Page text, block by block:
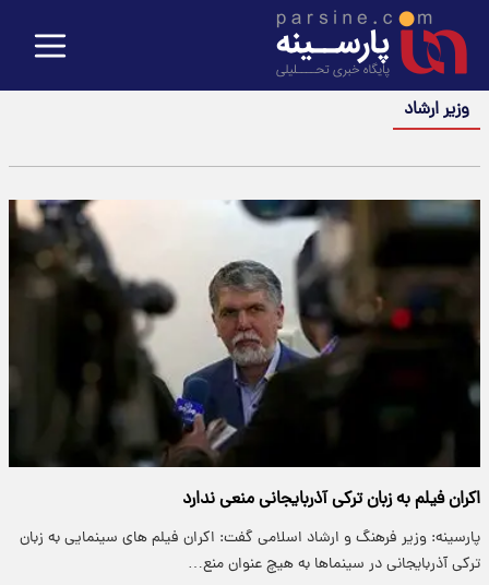
وزیر ارشاد
اکران فیلم به زبان ترکی آذربایجانی منعی ندارد
پارسینه: وزیر فرهنگ و ارشاد اسلامی گفت: اکران فیلم های سینمایی به زبان
ترکی آذربایجانی در سینماها به هیچ عنوان منع…